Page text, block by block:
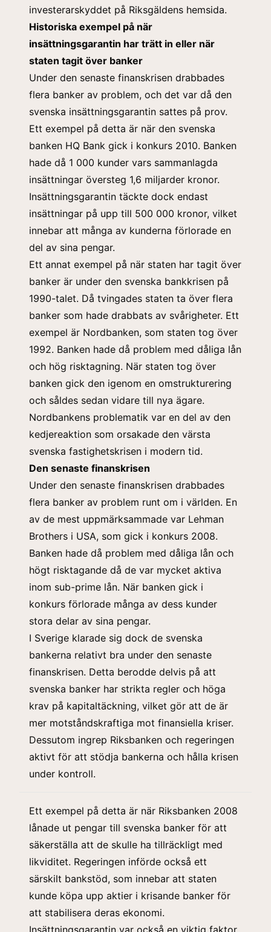
investerarskyddet på Riksgäldens hemsida.
Historiska exempel på när
insättningsgarantin har trätt in eller när
staten tagit över banker
Under den senaste finanskrisen drabbades
flera banker av problem, och det var då den
svenska insättningsgarantin sattes på prov.
Ett exempel på detta är när den svenska
banken HQ Bank gick i konkurs 2010. Banken
hade då 1 000 kunder vars sammanlagda
insättningar översteg 1,6 miljarder kronor.
Insättningsgarantin täckte dock endast
insättningar på upp till 500 000 kronor, vilket
innebar att många av kunderna förlorade en
del av sina pengar.
Ett annat exempel på när staten har tagit över
banker är under den svenska bankkrisen på
1990-talet. Då tvingades staten ta över flera
banker som hade drabbats av svårigheter. Ett
exempel är Nordbanken, som staten tog över
1992. Banken hade då problem med dåliga lån
och hög risktagning. När staten tog över
banken gick den igenom en omstrukturering
och såldes sedan vidare till nya ägare.
Nordbankens problematik var en del av den
kedjereaktion som orsakade den värsta
svenska fastighetskrisen i modern tid.
Den senaste finanskrisen
Under den senaste finanskrisen drabbades
flera banker av problem runt om i världen. En
av de mest uppmärksammade var Lehman
Brothers i USA, som gick i konkurs 2008.
Banken hade då problem med dåliga lån och
högt risktagande då de var mycket aktiva
inom sub-prime lån. När banken gick i
konkurs förlorade många av dess kunder
stora delar av sina pengar.
I Sverige klarade sig dock de svenska
bankerna relativt bra under den senaste
finanskrisen. Detta berodde delvis på att
svenska banker har strikta regler och höga
krav på kapitaltäckning, vilket gör att de är
mer motståndskraftiga mot finansiella kriser.
Dessutom ingrep Riksbanken och regeringen
aktivt för att stödja bankerna och hålla krisen
under kontroll.
Ett exempel på detta är när Riksbanken 2008
lånade ut pengar till svenska banker för att
säkerställa att de skulle ha tillräckligt med
likviditet. Regeringen införde också ett
särskilt bankstöd, som innebar att staten
kunde köpa upp aktier i krisande banker för
att stabilisera deras ekonomi.